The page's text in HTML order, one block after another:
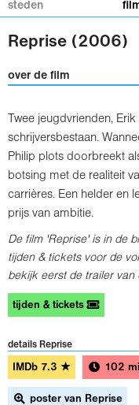
steden
Reprise (2006)
over de film
Twee jeugdvrienden,
schrijversbestaan.
Philip plots doorbreekt
botsing met de realiteit
carrières. Een helder en
prijs van ambitie.
De film 'Reprise' is in de
tijden & tickets voor de
bekijk eerst de trailer van
tijden & tickets
details Reprise
IMDb 7.3 ★ 102
poster van Reprise